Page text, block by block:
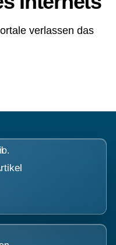
verlassen das